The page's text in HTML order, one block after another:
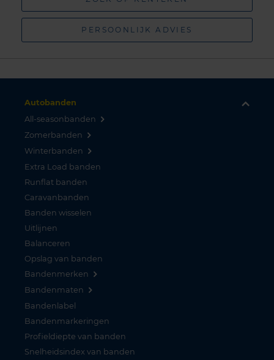
PERSOONLIJK ADVIES
Autobanden
All-seasonbanden
Zomerbanden
Winterbanden
Extra Load banden
Runflat banden
Caravanbanden
Banden wisselen
Uitlijnen
Balanceren
Opslag van banden
Bandenmerken
Bandenmaten
Bandenlabel
Bandenmarkeringen
Profieldiepte van banden
Snelheidsindex van banden